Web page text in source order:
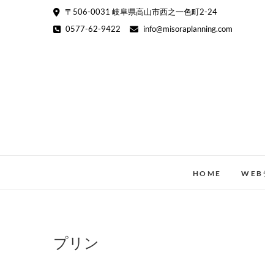
〒506-0031 岐阜県高山市西之一色町2-24
0577-62-9422
info@misoraplanning.com
HOME WEB
プリン